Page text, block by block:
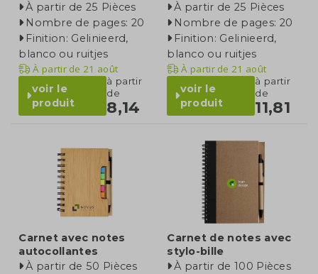
À partir de 25 Pièces
Nombre de pages: 20
Finition: Gelinieerd,
blanco ou ruitjes
À partir de 21 août
voir le
produit
à partir
de
8,14
À partir de 25 Pièces
Nombre de pages: 20
Finition: Gelinieerd,
blanco ou ruitjes
À partir de 21 août
voir le
produit
à partir
de
11,81
Carnet avec notes
autocollantes
À partir de 50 Pièces
Carnet de notes avec
stylo-bille
À partir de 100 Pièces